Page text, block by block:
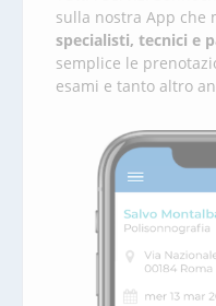
sulla nostra App che
specialisti, tecnici e
semplice le
esami e tanto altro